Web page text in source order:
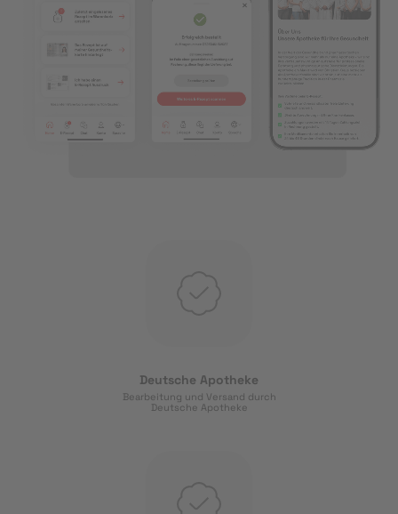
Deutsche Apotheke
Bearbeitung und Versand durch
Deutsche Apotheke